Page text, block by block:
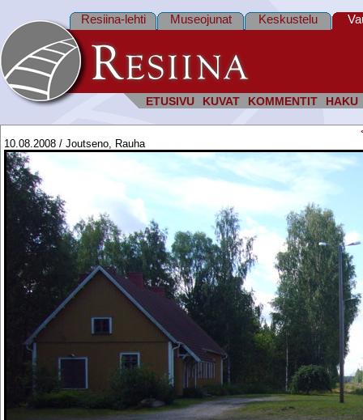
ETUSIVU KUVAT KOMMENTIT HAKU
Resiina-lehti Museojunat Keskustelu
10.08.2008 / Joutseno, Rauha